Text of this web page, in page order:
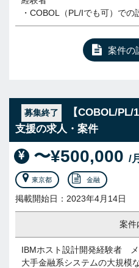
・COBOL（PL/Iでも可）での
案件の
募集終了
【COBOL/
支援の求人・案件
〜¥500,000 /月
東京都 金融
掲載開始日：2023年4月14日
案件
IBMホスト設計開発経験者
大手金融系システムの大規模